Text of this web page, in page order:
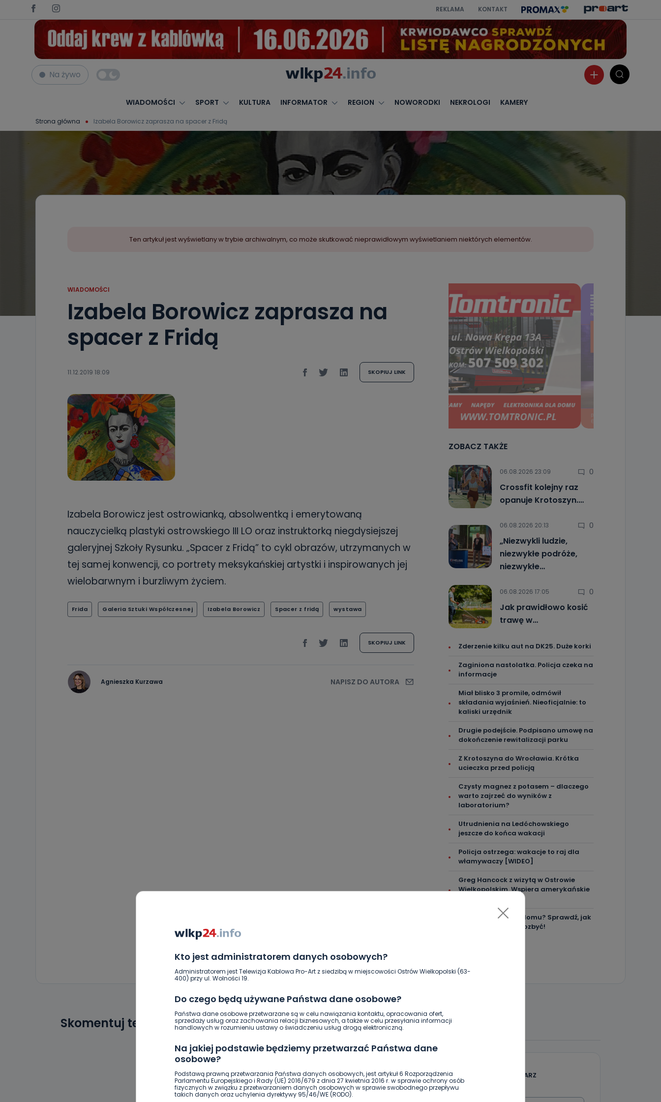
REKLAMA KONTAKT
Na żywo
WIADOMOŚCI SPORT KULTURA INFORMATOR REGION NOWORODKI NEKROLOGI KAMERY
Strona główna Izabela Borowicz zaprasza na spacer z Fridą
Kto jest administratorem danych osobowych?
Administratorem jest Telewizja Kablowa Pro-Art z siedzibą w miejscowości Ostrów Wielkopolski (63-
400) przy ul. Wolności 19.
Do czego będą używane Państwa dane osobowe?
Państwa dane osobowe przetwarzane są w celu nawiązania kontaktu, opracowania ofert,
sprzedaży usług oraz zachowania relacji biznesowych, a także w celu przesyłania informacji
handlowych w rozumieniu ustawy o świadczeniu usług drogą elektroniczną.
Na jakiej podstawie będziemy przetwarzać Państwa dane
osobowe?
Podstawą prawną przetwarzania Państwa danych osobowych, jest artykuł 6 Rozporządzenia
Parlamentu Europejskiego i Rady (UE) 2016/679 z dnia 27 kwietnia 2016 r. w sprawie ochrony osób
fizycznych w związku z przetwarzaniem danych osobowych w sprawie swobodnego przepływu
takich danych oraz uchylenia dyrektywy 95/46/WE (RODO).
Ten artykuł jest wyświetlany w trybie archiwalnym, co może skutkować nieprawidłowym wyświetlaniem niektórych elementów.
WIADOMOŚCI
Izabela Borowicz zaprasza na
spacer z Fridą
11.12.2019 18:09 SKOPIUJ LINK
Izabela Borowicz jest ostrowianką, absolwentką i emerytowaną
nauczycielką plastyki ostrowskiego III LO oraz instruktorką niegdysiejszej
galeryjnej Szkoły Rysunku. „Spacer z Fridą” to cykl obrazów, utrzymanych w
tej samej konwencji, co portrety meksykańskiej artystki i inspirowanych jej
wielobarwnym i burzliwym życiem.
Frida Galeria Sztuki Współczesnej Izabela Borowicz Spacer z fridą wystawa
SKOPIUJ LINK
Agnieszka Kurzawa NAPISZ DO AUTORA
ZOBACZ TAKŻE
06.08.2026 23:09 0
Crossfit kolejny raz
opanuje Krotoszyn.…
06.08.2026 20:13 0
„Niezwykli ludzie,
niezwykłe podróże,
niezwykłe…
06.08.2026 17:05 0
Jak prawidłowo kosić
trawę w…
Zderzenie kilku aut na DK25. Duże korki
Zaginiona nastolatka. Policja czeka na
informacje
Miał blisko 3 promile, odmówił
składania wyjaśnień. Nieoficjalnie: to
kaliski urzędnik
Drugie podejście. Podpisano umowę na
dokończenie rewitalizacji parku
Z Krotoszyna do Wrocławia. Krótka
ucieczka przed policją
Czysty magnez z potasem – dlaczego
warto zajrzeć do wyników z
laboratorium?
Utrudnienia na Ledóchowskiego
jeszcze do końca wakacji
Policja ostrzega: wakacje to raj dla
włamywaczy [WIDEO]
Greg Hancock z wizytą w Ostrowie
Wielkopolskim. Wspiera amerykańskie
Masz karaluchy w domu? Sprawdź, jak
skutecznie się ich pozbyć!
Skomentuj ten wpis jako pierwszy! DOŁĄCZ DO DYSKUSJI
DODAJ SWÓJ KOMENTARZ